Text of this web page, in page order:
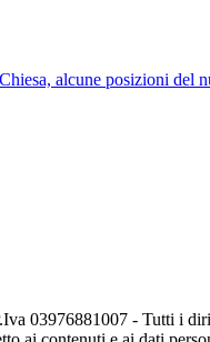
alcune posizioni
03976881007 - Tutti i